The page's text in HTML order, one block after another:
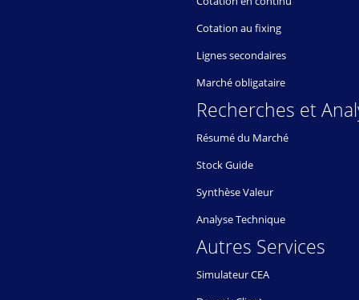
Cotation au fixing
Lignes secondaires
Marché obligataire
Recherches et
Résumé du Marché
Stock Guide
Synthèse Valeur
Analyse Technique
Autres Services
Simulateur CEA